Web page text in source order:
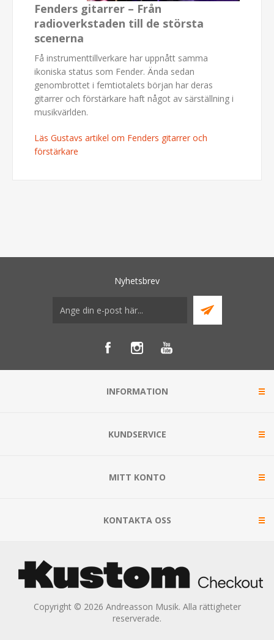
Fenders gitarrer – Från
radioverkstaden till de största
scenerna
Få instrumenttillverkare har uppnått samma
ikoniska status som Fender. Ända sedan
genombrottet i femtiotalets början har deras
gitarrer och förstärkare haft något av särställning i
musikvärlden.
Läs Gustavs artikel om Fenders gitarrer och
förstärkare
Nyhetsbrev
INFORMATION
KUNDSERVICE
MITT KONTO
KONTAKTA OSS
Copyright © 2026 Andreasson Musik. Alla rättigheter
reserverade.